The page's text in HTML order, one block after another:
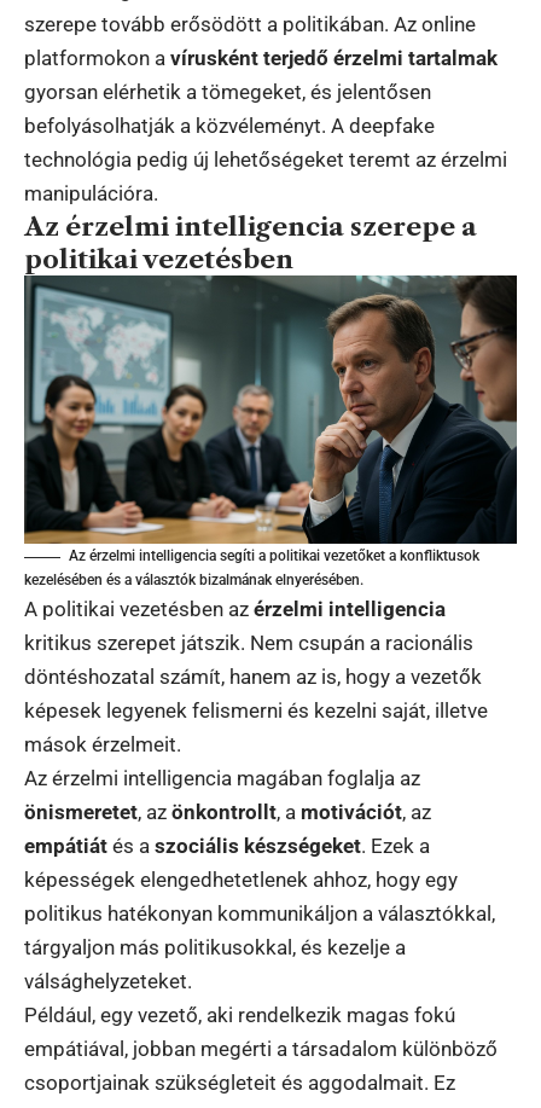
szerepe tovább erősödött a politikában. Az online
platformokon a vírusként terjedő érzelmi tartalmak
gyorsan elérhetik a tömegeket, és jelentősen
befolyásolhatják a közvéleményt. A deepfake
technológia pedig új lehetőségeket teremt az érzelmi
manipulációra.
Az érzelmi intelligencia szerepe a
politikai vezetésben
Az érzelmi intelligencia segíti a politikai vezetőket a konfliktusok
kezelésében és a választók bizalmának elnyerésében.
A politikai vezetésben az érzelmi intelligencia
kritikus szerepet játszik. Nem csupán a racionális
döntéshozatal számít, hanem az is, hogy a vezetők
képesek legyenek felismerni és kezelni saját, illetve
mások érzelmeit.
Az érzelmi intelligencia magában foglalja az
önismeretet, az önkontrollt, a motivációt, az
empátiát és a szociális készségeket. Ezek a
képességek elengedhetetlenek ahhoz, hogy egy
politikus hatékonyan kommunikáljon a választókkal,
tárgyaljon más politikusokkal, és kezelje a
válsághelyzeteket.
Például, egy vezető, aki rendelkezik magas fokú
empátiával, jobban megérti a társadalom különböző
csoportjainak szükségleteit és aggodalmait. Ez